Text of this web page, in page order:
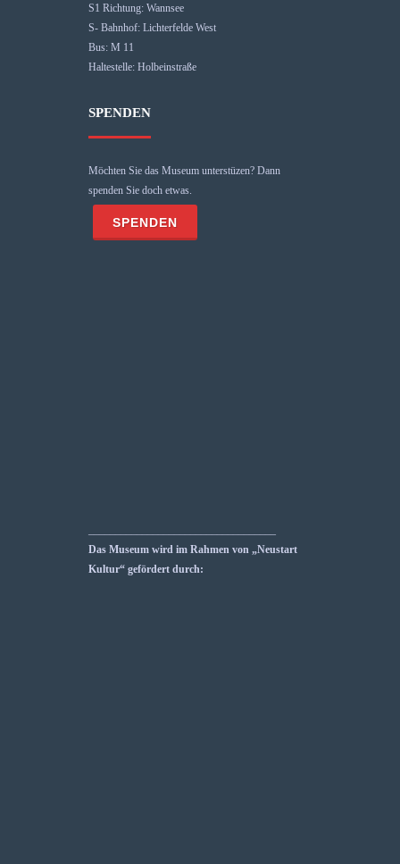
S1 Richtung: Wannsee
S- Bahnhof: Lichterfelde West
Bus: M 11
Haltestelle: Holbeinstraße
SPENDEN
Möchten Sie das Museum unterstüzen? Dann
spenden Sie doch etwas.
Das Museum wird im Rahmen von „Neustart
Kultur“ gefördert durch: